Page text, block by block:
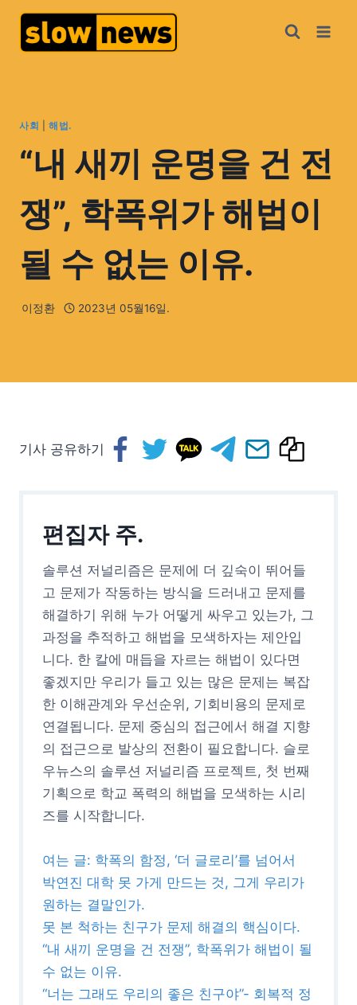
사회 해법.
“내 새끼 운명을 건 전
쟁”, 학폭위가 해법이
될 수 없는 이유.
이정환 2023년 05월16일.
기사 공유하기
편집자 주.
솔루션 저널리즘은 문제에 더 깊숙이 뛰어들
고 문제가 작동하는 방식을 드러내고 문제를
해결하기 위해 누가 어떻게 싸우고 있는가, 그
과정을 추적하고 해법을 모색하자는 제안입
니다. 한 칼에 매듭을 자르는 해법이 있다면
좋겠지만 우리가 들고 있는 많은 문제는 복잡
한 이해관계와 우선순위, 기회비용의 문제로
연결됩니다. 문제 중심의 접근에서 해결 지향
의 접근으로 발상의 전환이 필요합니다. 슬로
우뉴스의 솔루션 저널리즘 프로젝트, 첫 번째
기획으로 학교 폭력의 해법을 모색하는 시리
즈를 시작합니다.
여는 글: 학폭의 함정, ‘더 글로리’를 넘어서
박연진 대학 못 가게 만드는 것, 그게 우리가
원하는 결말인가.
못 본 척하는 친구가 문제 해결의 핵심이다.
“내 새끼 운명을 건 전쟁”, 학폭위가 해법이 될
수 없는 이유.
“너는 그래도 우리의 좋은 친구야”- 회복적 정